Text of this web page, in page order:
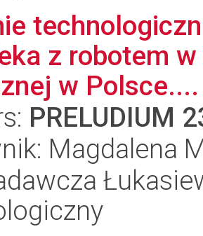
z robotem
w Polsce....
PRELUDIUM
Magdalena